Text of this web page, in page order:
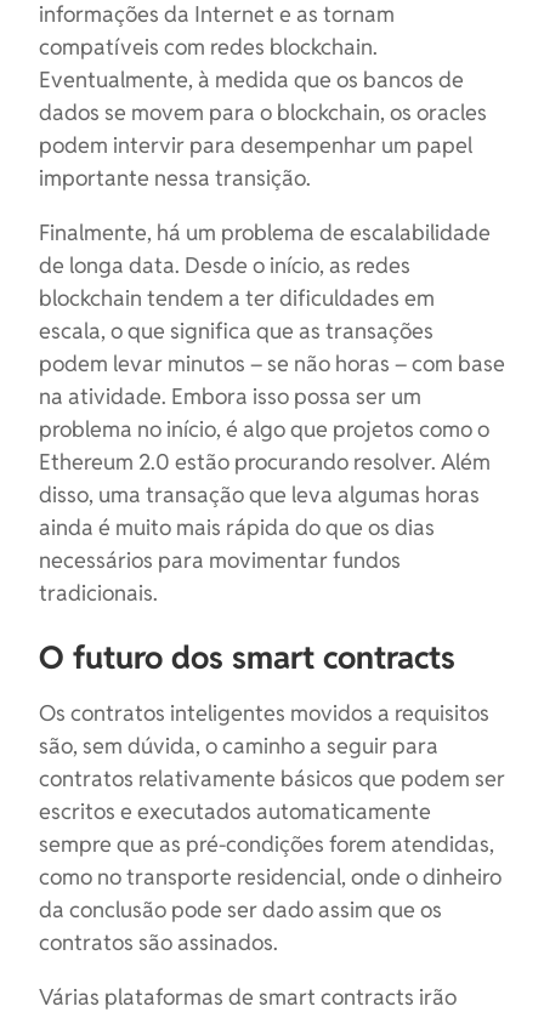
informações da Internet e as tornam
compatíveis com redes blockchain.
Eventualmente, à medida que os bancos de
dados se movem para o blockchain, os oracles
podem intervir para desempenhar um papel
importante nessa transição.
Finalmente, há um problema de escalabilidade
de longa data. Desde o início, as redes
blockchain tendem a ter dificuldades em
escala, o que significa que as transações
podem levar minutos – se não horas – com base
na atividade. Embora isso possa ser um
problema no início, é algo que projetos como o
Ethereum 2.0 estão procurando resolver. Além
disso, uma transação que leva algumas horas
ainda é muito mais rápida do que os dias
necessários para movimentar fundos
tradicionais.
O futuro dos smart contracts
Os contratos inteligentes movidos a requisitos
são, sem dúvida, o caminho a seguir para
contratos relativamente básicos que podem ser
escritos e executados automaticamente
sempre que as pré-condições forem atendidas,
como no transporte residencial, onde o dinheiro
da conclusão pode ser dado assim que os
contratos são assinados.
Várias plataformas de smart contracts irão